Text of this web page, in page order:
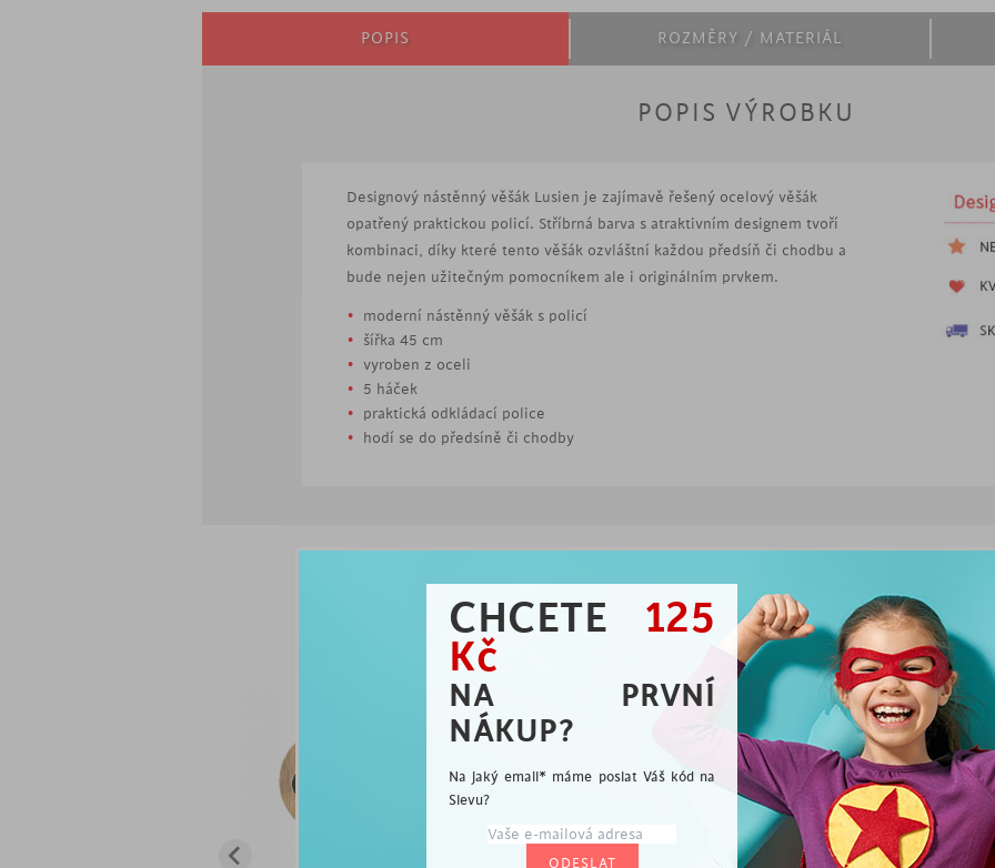
CHCETE
125
Kč
NA PRVNÍ
NÁKUP?
Na jaký email* máme poslat Váš kód na
Slevu?
POPIS ROZMĚRY / MATERIÁL
POPIS VÝROBKU
Designový nástěnný věšák Lusien je zajímavě řešený ocelový věšák
opatřený praktickou policí. Stříbrná barva s atraktivním designem tvoří
kombinaci, díky které tento věšák ozvláštní každou předsíň či chodbu a
bude nejen užitečným pomocníkem ale i originálním prvkem.
moderní nástěnný věšák s policí
šířka 45 cm
vyroben z oceli
5 háček
praktická odkládací police
hodí se do předsíně či chodby
Vybíráme pro Vás
jsme rádi, že jste se přidali k milovníkům dobrého